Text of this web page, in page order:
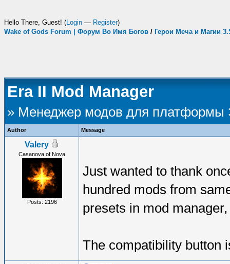
Hello There, Guest! (Login — Register)
Wake of Gods Forum | Форум Во Имя Богов / Герои Меча и Магии
Era II Mod Manager
» Менеджер модов для платформы
Author Message
Valery
Casanova of Nova
Posts: 2196
Just wanted to thank
hundred mods from
presets in mod
The compatibility button